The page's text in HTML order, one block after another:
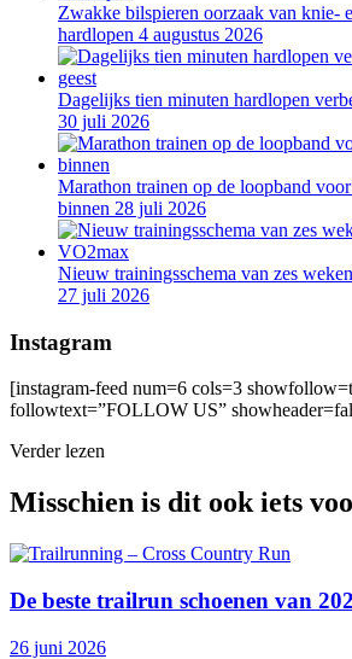
Zwakke bilspieren oorzaak van knie-
hardlopen 4 augustus 2026
Dagelijks tien minuten hardlopen
30 juli 2026
Marathon trainen op de loopband
binnen 28 juli 2026
Nieuw trainingsschema van zes
27 juli 2026
Instagram
[instagram-feed num=6 cols=3
followtext=”FOLLOW US”
Verder lezen
Misschien is dit ook iets
De beste trailrun schoenen van
26 juni 2026